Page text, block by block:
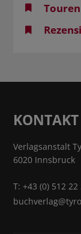
KONTAKT
Verlagsanstalt
6020 Innsbruck
T:+43 (0) 512 22